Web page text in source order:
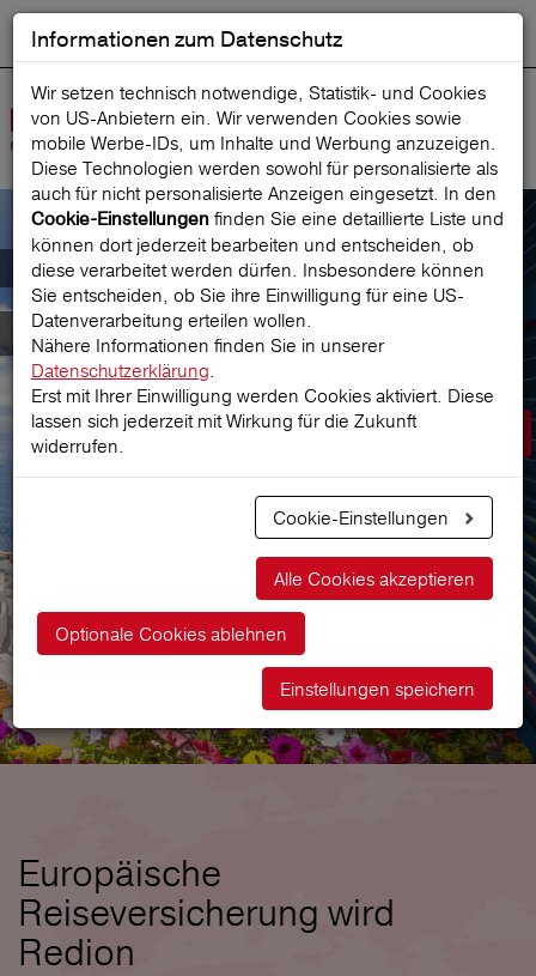
Suche starten
Der österreichische Marktführer für
Reiseversicherungen
Prämie berechnen
Europäische
Reiseversicherung wird
Redion
Informationen zum Datenschutz
Wir setzen technisch notwendige, Statistik- und Cookies
von US-Anbietern ein. Wir verwenden Cookies sowie
mobile Werbe‑IDs, um Inhalte und Werbung anzuzeigen.
Diese Technologien werden sowohl für personalisierte als
auch für nicht personalisierte Anzeigen eingesetzt. In den
Cookie-Einstellungen finden Sie eine detaillierte Liste und
können dort jederzeit bearbeiten und entscheiden, ob
diese verarbeitet werden dürfen. Insbesondere können
Sie entscheiden, ob Sie ihre Einwilligung für eine US-
Datenverarbeitung erteilen wollen.
Nähere Informationen finden Sie in unserer
Datenschutzerklärung.
Erst mit Ihrer Einwilligung werden Cookies aktiviert. Diese
lassen sich jederzeit mit Wirkung für die Zukunft
widerrufen.
Cookie-Einstellungen
Alle Cookies akzeptieren
Optionale Cookies ablehnen
Einstellungen speichern